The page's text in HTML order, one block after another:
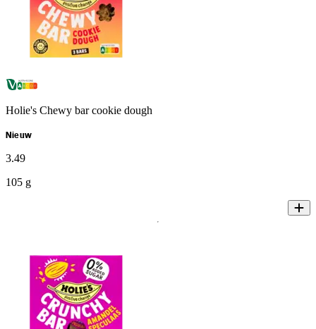
Holie's Chewy bar cookie dough
Nieuw
3.49
105 g